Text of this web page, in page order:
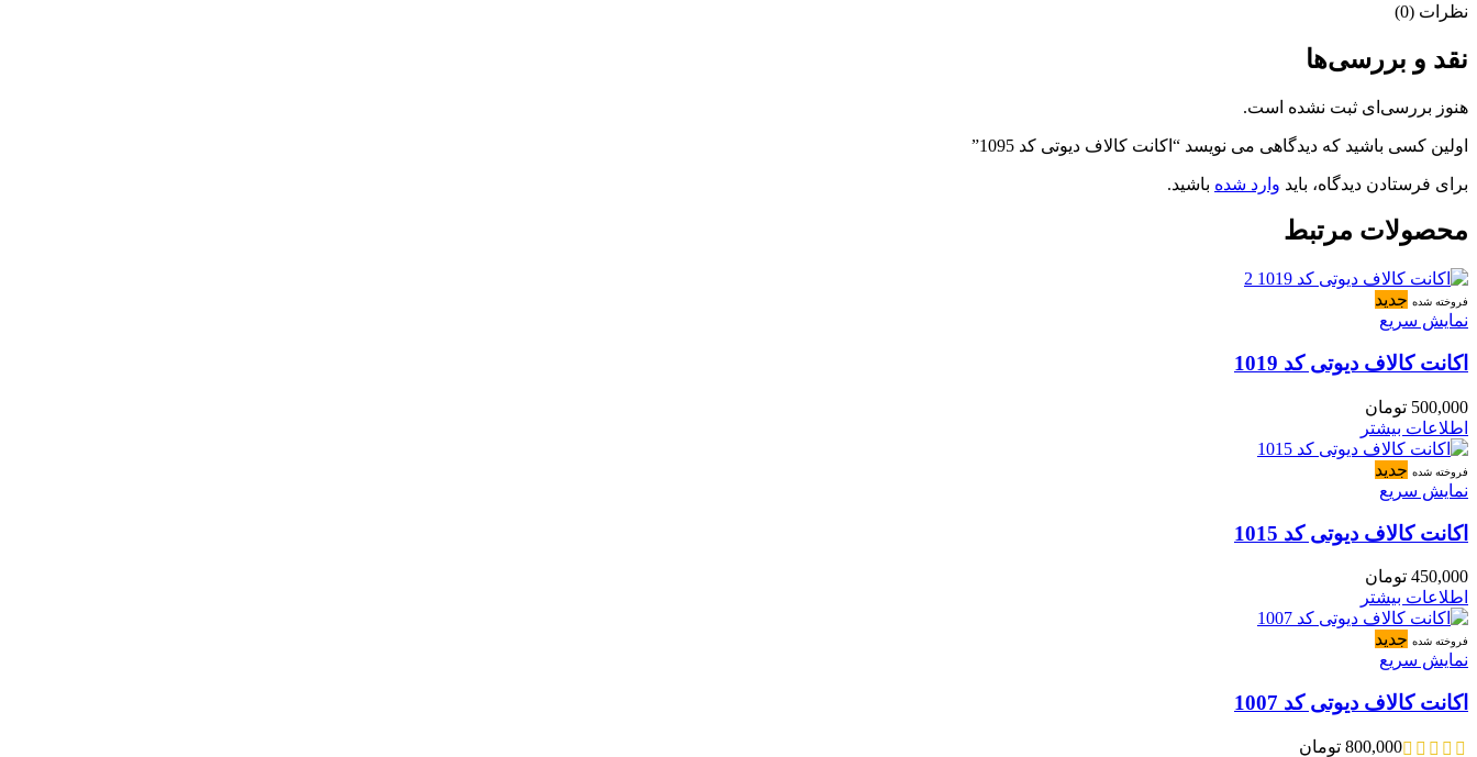
نظرات (0)
نقد و بررسی‌ها
هنوز بررسی‌ای ثبت نشده است.
اولین کسی باشید که دیدگاهی می نویسد “اکانت کالاف دیوتی کد 1095”
برای فرستادن دیدگاه، باید وارد شده باشید.
محصولات مرتبط
فروخته شده جدید
نمایش سریع
اکانت کالاف دیوتی کد 1019
500,000 تومان
اطلاعات بیشتر
فروخته شده جدید
نمایش سریع
اکانت کالاف دیوتی کد 1015
450,000 تومان
اطلاعات بیشتر
فروخته شده جدید
نمایش سریع
اکانت کالاف دیوتی کد 1007
800,000 تومان